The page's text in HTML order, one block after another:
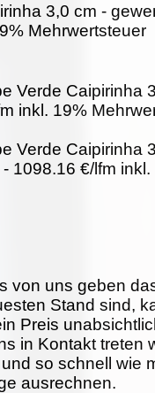
3,0 cm -
Mehrwertsteuer
Verde Caipirinha
inkl. 19%
Verde Caipirinha
1098.16 €/lfm inkl.
von uns geben
Stand sind,
Preis
in Kontakt treten
so schnell wie
ausrechnen.